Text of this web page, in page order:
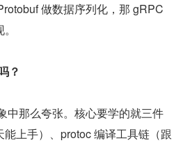
做数据序列化，那 gRPC
？
中那么夸张。核心要学的就三件
上手）、protoc 编译工具链（跟